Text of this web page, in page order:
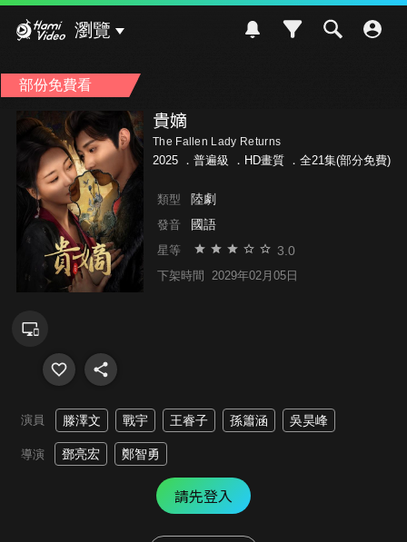
瀏覽
部份免費看
貴嫡
The Fallen Lady Returns
2025 ． 普遍級 ．HD畫質 ．全21集(部分免費)
類型 陸劇
發音 國語
星等 3.0
下架時間 2029年02月05日
演員 滕澤文 戰宇 王睿子 孫簫涵 吳昊峰
導演 鄧亮宏 鄭智勇
請先登入